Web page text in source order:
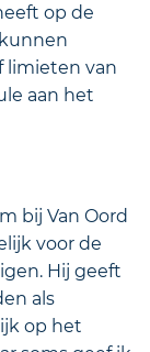
op de
limieten van
aan het
bij Van Oord
voor de
Hij geeft
als
op het